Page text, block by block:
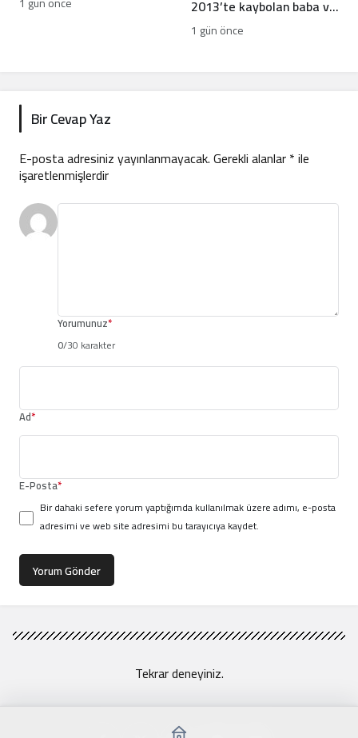
2013’te kaybolan baba ve
oğlun akıbetini açıkladı
1 gün önce
Bir Cevap Yaz
E-posta adresiniz yayınlanmayacak.Gerekli alanlar*ile
işaretlenmişlerdir
Yorumunuz*
0/30 karakter
Ad*
E-Posta*
Bir dahaki sefere yorum yaptığımda kullanılmak üzere adımı, e-posta
adresimi ve web site adresimi bu tarayıcıya kaydet.
Yorum Gönder
Tekrar deneyiniz.